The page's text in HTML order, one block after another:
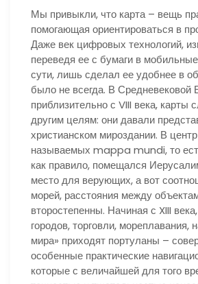
Мы привыкли, что карта – вещь
помогающая ориентироваться в
Даже век цифровых технологий,
переведя ее с бумаги в
сути, лишь сделал ее удобнее в
было не всегда. В Средневековой
приблизительно с VIII века, карты
другим целям: они давали
христианском мироздании. В центр
называемых mappa mundi, то
как правило, помещался
место для верующих, а вот
морей, расстояния между
второстепенны. Начиная с XIII
городов, торговли, мореплавания,
мира» приходят портуланы –
особенные практические
которые с величайшей для того